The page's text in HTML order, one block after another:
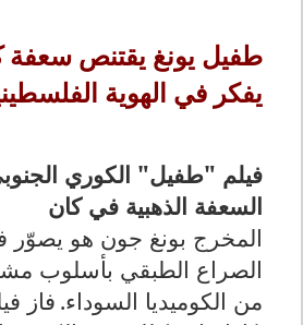
طفيل يونغ يقتنص سعفة
يفكر في الهوية
فيلم "طفيل" الكوري
السعفة الذهبية في كان
المخرج بونغ جون هو يصوّر
الصراع الطبقي بأسلوب
من الكوميديا السوداء. فاز